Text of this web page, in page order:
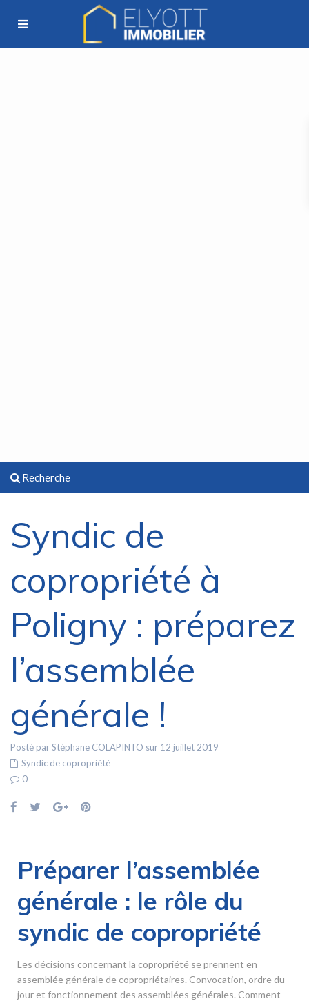
Recherche
Syndic de
copropriété à
Poligny : préparez
l’assemblée
générale !
Posté par Stéphane COLAPINTO sur 12 juillet 2019
Syndic de copropriété
0
Préparer l’assemblée
générale : le rôle du
syndic de copropriété
Les décisions concernant la copropriété se prennent en
assemblée générale de copropriétaires. Convocation, ordre du
jour et fonctionnement des assemblées générales. Comment